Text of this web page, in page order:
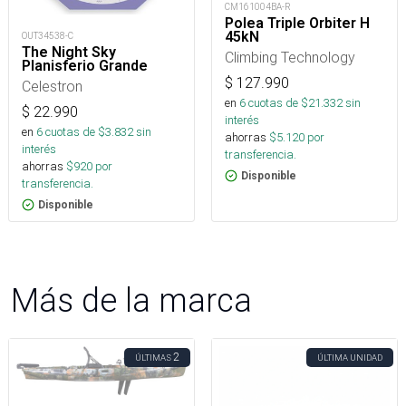
OUT34538-C
The Night Sky
Planisferio Grande
Celestron
$ 22.990
en 6cuotas de $3.832sin
interés
ahorras $920 por
transferencia.
Disponible
CM161004BA-R
Polea Triple Orbiter H
45kN
Climbing Technology
$ 127.990
en 6cuotas de $21.332sin
interés
ahorras $5.120 por
transferencia.
Disponible
Más de la marca
ÚLTIMAS2 ÚLTIMA UNIDAD